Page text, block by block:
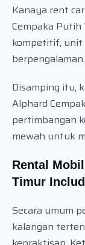
Kanaya rent
Cempaka
kompetitif, unit
berpengalaman.
Disamping itu,
Alphard
pertimbangan
mewah untuk
Rental
Timur
Secara umum
kalangan